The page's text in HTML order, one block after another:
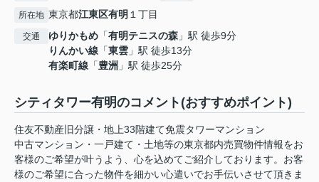
所在地 東京都江東区有明 １丁目
交通 ゆりかもめ 「有明テニスの森 」駅 徒歩9分
りんかい線 「東雲 」駅 徒歩13分
有楽町線 「豊洲 」駅 徒歩25分
シティタワー有明のコメント(おすすめポイント)
住友不動産旧分譲・地上33階建て免震タワーマンション
中古マンション・一戸建て・土地等の東京都内売買物件情報をお
客様のご希望が叶うよう、心を込めてご紹介しております。お客
様のご希望に合った物件を細かい心遣いでお手伝いさせて頂きま